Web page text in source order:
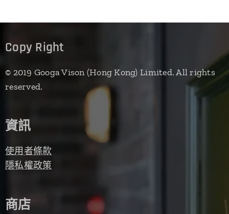
Copy Right
© 2019 Googa Vison (Hong Kong) Limited. All rights
reserved.
資訊
使用者條款
隱私權政策
商店